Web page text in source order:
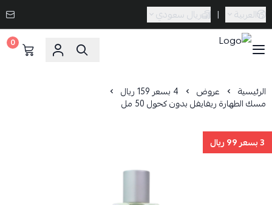
العربية | ريال سعودي
0
الرئيسية عروض 4 بسعر 159 ريال
مسك الطهارة ريفايفل بدون كحول 50 مل
3 بسعر 99 ريال